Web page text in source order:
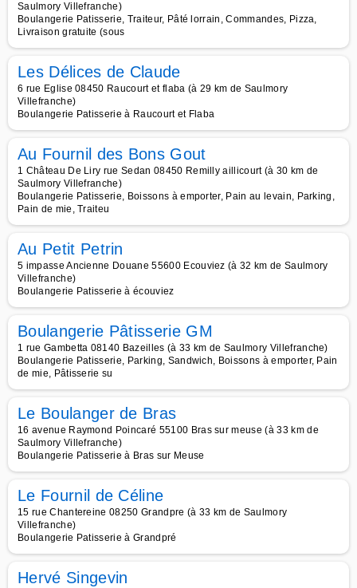
Saulmory Villefranche)
Boulangerie Patisserie, Traiteur, Pâté lorrain, Commandes, Pizza,
Livraison gratuite (sous
Les Délices de Claude
6 rue Eglise 08450 Raucourt et flaba (à 29 km de Saulmory
Villefranche)
Boulangerie Patisserie à Raucourt et Flaba
Au Fournil des Bons Gout
1 Château De Liry rue Sedan 08450 Remilly aillicourt (à 30 km de
Saulmory Villefranche)
Boulangerie Patisserie, Boissons à emporter, Pain au levain, Parking,
Pain de mie, Traiteu
Au Petit Petrin
5 impasse Ancienne Douane 55600 Ecouviez (à 32 km de Saulmory
Villefranche)
Boulangerie Patisserie à écouviez
Boulangerie Pâtisserie GM
1 rue Gambetta 08140 Bazeilles (à 33 km de Saulmory Villefranche)
Boulangerie Patisserie, Parking, Sandwich, Boissons à emporter, Pain
de mie, Pâtisserie su
Le Boulanger de Bras
16 avenue Raymond Poincaré 55100 Bras sur meuse (à 33 km de
Saulmory Villefranche)
Boulangerie Patisserie à Bras sur Meuse
Le Fournil de Céline
15 rue Chantereine 08250 Grandpre (à 33 km de Saulmory
Villefranche)
Boulangerie Patisserie à Grandpré
Hervé Singevin